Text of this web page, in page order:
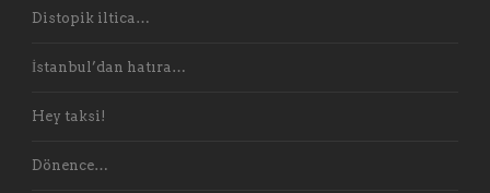
Distopik iltica…
İstanbul’dan hatıra…
Hey taksi!
Dönence…